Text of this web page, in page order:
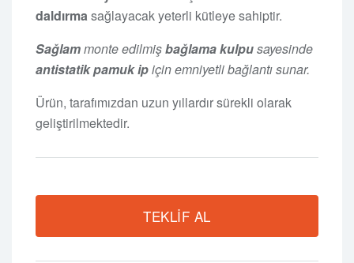
daldırmasağlayacak yeterli kütleye sahiptir.
Sağlammonte edilmişbağlama kulpusayesinde
antistatik pamuk ipiçin emniyetli bağlantı sunar.
Ürün, tarafımızdan uzun yıllardır sürekli olarak
geliştirilmektedir.
TEKLIF AL